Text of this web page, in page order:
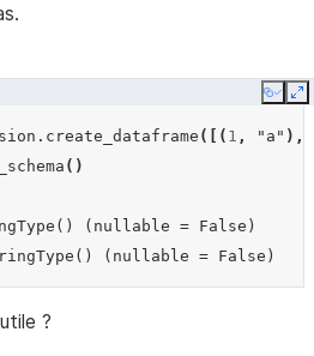
Copy
. create_dataframe ([( 1 , "a" ),
()
(nullable = False)
(nullable = False)
?